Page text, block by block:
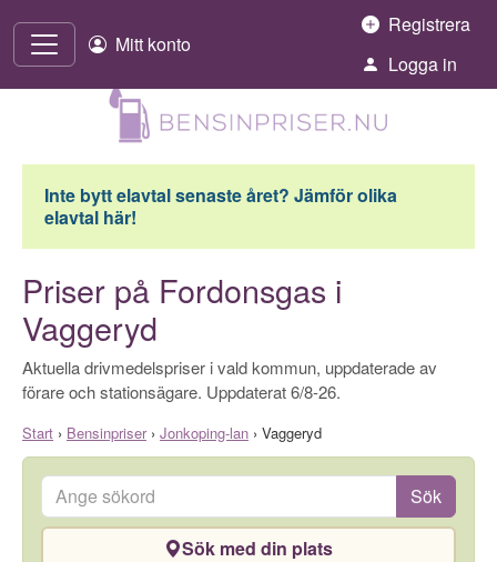
Mitt konto
Registrera
Logga in
Inte bytt elavtal senaste året? Jämför olika
elavtal här!
Priser på Fordonsgas i
Vaggeryd
Aktuella drivmedelspriser i vald kommun, uppdaterade av
förare och stationsägare. Uppdaterat 6/8-26.
Start › Bensinpriser› Jonkoping-lan › Vaggeryd
Ange sökord Sök
Sök med din plats